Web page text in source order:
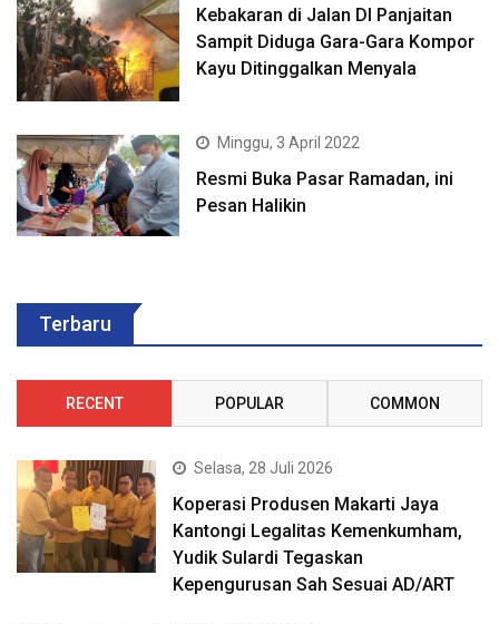
Kebakaran di Jalan DI Panjaitan
Sampit Diduga Gara-Gara Kompor
Kayu Ditinggalkan Menyala
Minggu, 3 April 2022
Resmi Buka Pasar Ramadan, ini
Pesan Halikin
Terbaru
RECENT POPULAR COMMON
Selasa, 28 Juli 2026
Koperasi Produsen Makarti Jaya
Kantongi Legalitas Kemenkumham,
Yudik Sulardi Tegaskan
Kepengurusan Sah Sesuai AD/ART